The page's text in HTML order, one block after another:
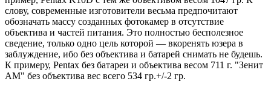
слову, современные изготовители весьма предпочитают
обозначать массу созданных фотокамер в отсутствие
объектива и частей питания. Это полностью бесполезное
сведение, только одно цель которой — вкоренять юзера в
заблуждение, ибо без объектива и батарей снимать не будешь.
К примеру, Pentax без батареи и объектива весом 711 г. "Зенит
АМ" без объектива вес всего 534 гр.+/-2 гр.